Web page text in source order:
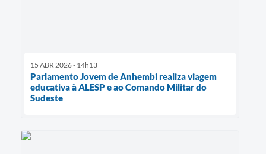
15 ABR 2026 - 14h13
Parlamento Jovem de Anhembi realiza viagem
educativa à ALESP e ao Comando Militar do
Sudeste